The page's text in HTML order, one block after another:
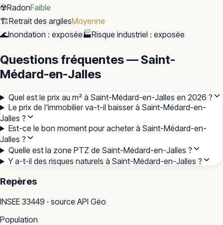
☢️RadonFaible
🏗️Retrait des argilesMoyenne
🌊Inondation : exposée🏭Risque industriel : exposée
Questions fréquentes — Saint-
Médard-en-Jalles
Quel est le prix au m² à Saint-Médard-en-Jalles en 2026 ?
Le prix de l'immobilier va-t-il baisser à Saint-Médard-en-
Jalles ?
Est-ce le bon moment pour acheter à Saint-Médard-en-
Jalles ?
Quelle est la zone PTZ de Saint-Médard-en-Jalles ?
Y a-t-il des risques naturels à Saint-Médard-en-Jalles ?
Repères
INSEE 33449 · source API Géo
Population